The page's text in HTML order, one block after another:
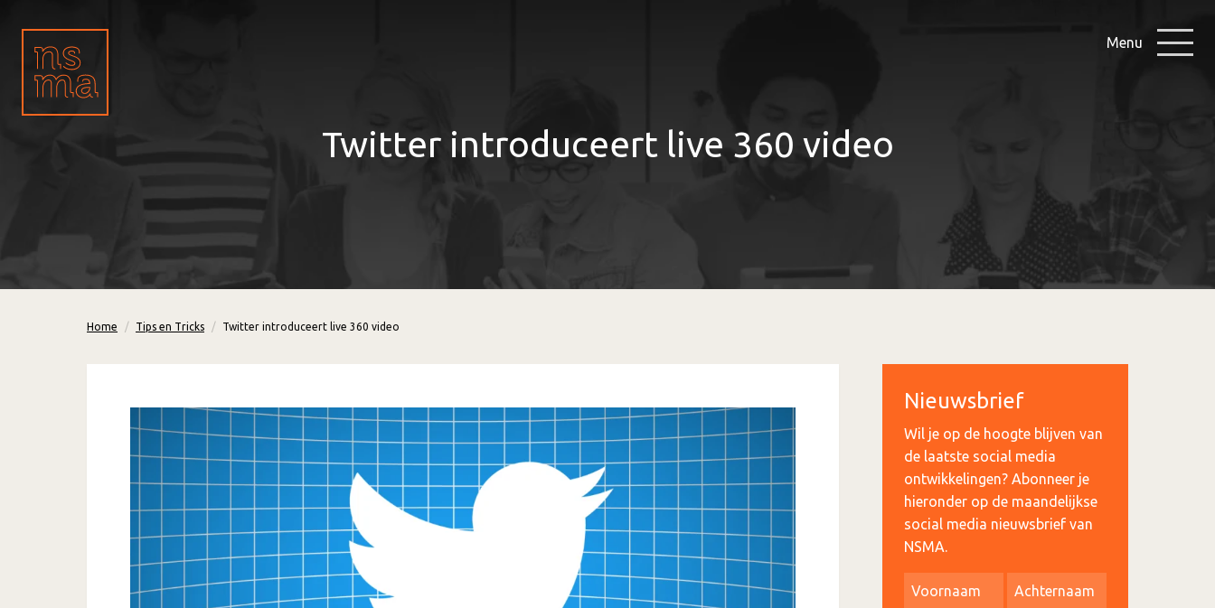
Menu
Twitter introduceert live 360 video
Home Tips en Tricks Twitter introduceert live 360 video
Nieuwsbrief
Wil je op de hoogte blijven van
de laatste social media
ontwikkelingen? Abonneer je
hieronder op de maandelijkse
social media nieuwsbrief van
NSMA.